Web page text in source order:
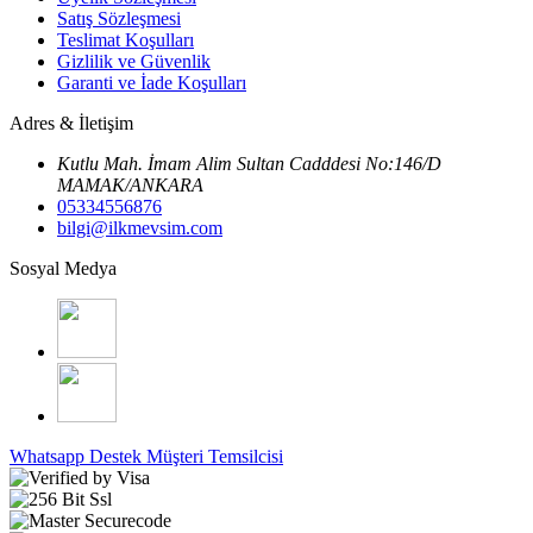
Satış Sözleşmesi
Teslimat Koşulları
Gizlilik ve Güvenlik
Garanti ve İade Koşulları
Adres & İletişim
Kutlu Mah. İmam Alim Sultan Cadddesi No:146/D
MAMAK/ANKARA
05334556876
bilgi@ilkmevsim.com
Sosyal Medya
Whatsapp Destek Müşteri Temsilcisi